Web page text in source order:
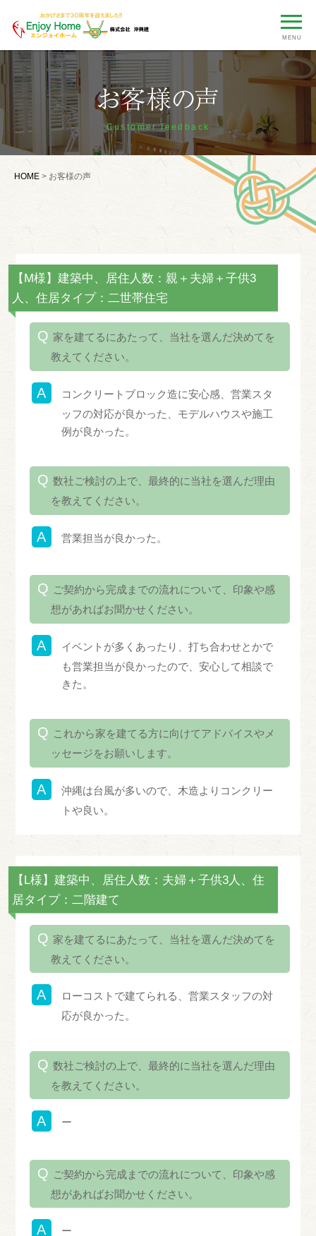
MENU
Customer feedback
HOME > お客様の声
【M様】建築中、居住人数：親＋夫婦＋子供3
人、住居タイプ：二世帯住宅
家を建てるにあたって、当社を選んだ決めてを
教えてください。
コンクリートブロック造に安心感、営業スタ
ッフの対応が良かった、モデルハウスや施工
例が良かった。
数社ご検討の上で、最終的に当社を選んだ理由
を教えてください。
営業担当が良かった。
ご契約から完成までの流れについて、印象や感
想があればお聞かせください。
イベントが多くあったり、打ち合わせとかで
も営業担当が良かったので、安心して相談で
きた。
これから家を建てる方に向けてアドバイスやメ
ッセージをお願いします。
沖縄は台風が多いので、木造よりコンクリー
トや良い。
【L様】建築中、居住人数：夫婦＋子供3人、住
居タイプ：二階建て
家を建てるにあたって、当社を選んだ決めてを
教えてください。
ローコストで建てられる、営業スタッフの対
応が良かった。
数社ご検討の上で、最終的に当社を選んだ理由
を教えてください。
ー
ご契約から完成までの流れについて、印象や感
想があればお聞かせください。
ー